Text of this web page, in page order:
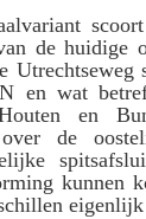
de huidige
Utrechtseweg
en wat
Houten en
de
kunnen